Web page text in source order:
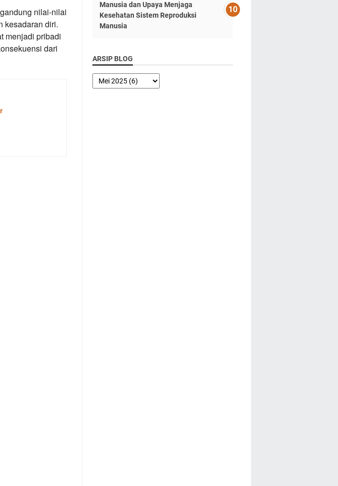
nilai-nilai
kesadaran diri.
menjadi pribadi
dari
Manusia dan Upaya Menjaga
Kesehatan Sistem Reproduksi
Manusia
ARSIP BLOG